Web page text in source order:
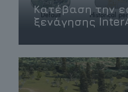
Κατέβαση την
ξενάγησης